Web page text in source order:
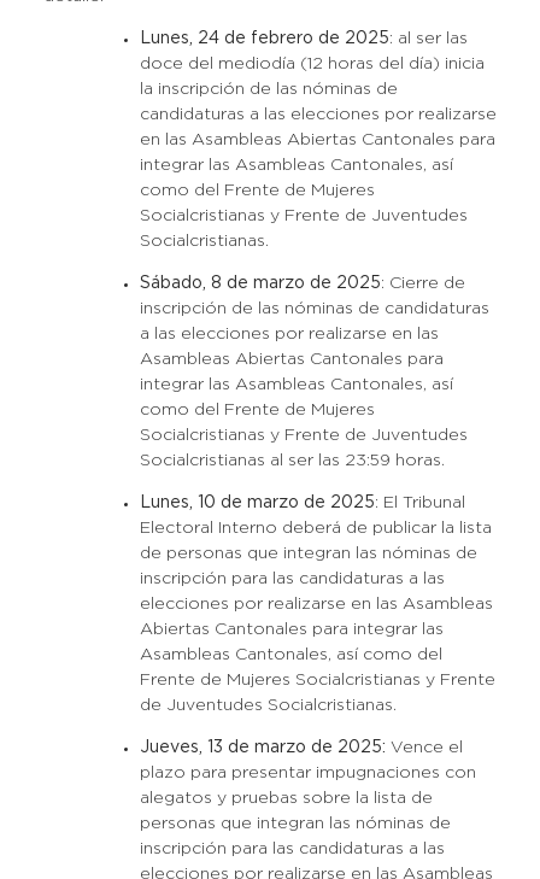
Lunes, 24 de febrero de 2025: al ser las
doce del mediodía (12 horas del día) inicia
la inscripción de las nóminas de
candidaturas a las elecciones por realizarse
en las Asambleas Abiertas Cantonales para
integrar las Asambleas Cantonales, así
como del Frente de Mujeres
Socialcristianas y Frente de Juventudes
Socialcristianas.
Sábado, 8 de marzo de 2025: Cierre de
inscripción de las nóminas de candidaturas
a las elecciones por realizarse en las
Asambleas Abiertas Cantonales para
integrar las Asambleas Cantonales, así
como del Frente de Mujeres
Socialcristianas y Frente de Juventudes
Socialcristianas al ser las 23:59 horas.
Lunes, 10 de marzo de 2025: El Tribunal
Electoral Interno deberá de publicar la lista
de personas que integran las nóminas de
inscripción para las candidaturas a las
elecciones por realizarse en las Asambleas
Abiertas Cantonales para integrar las
Asambleas Cantonales, así como del
Frente de Mujeres Socialcristianas y Frente
de Juventudes Socialcristianas.
Jueves, 13 de marzo de 2025: Vence el
plazo para presentar impugnaciones con
alegatos y pruebas sobre la lista de
personas que integran las nóminas de
inscripción para las candidaturas a las
elecciones por realizarse en las Asambleas